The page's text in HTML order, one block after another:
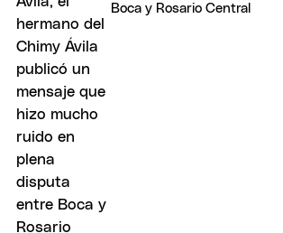
Boca y Rosario Central